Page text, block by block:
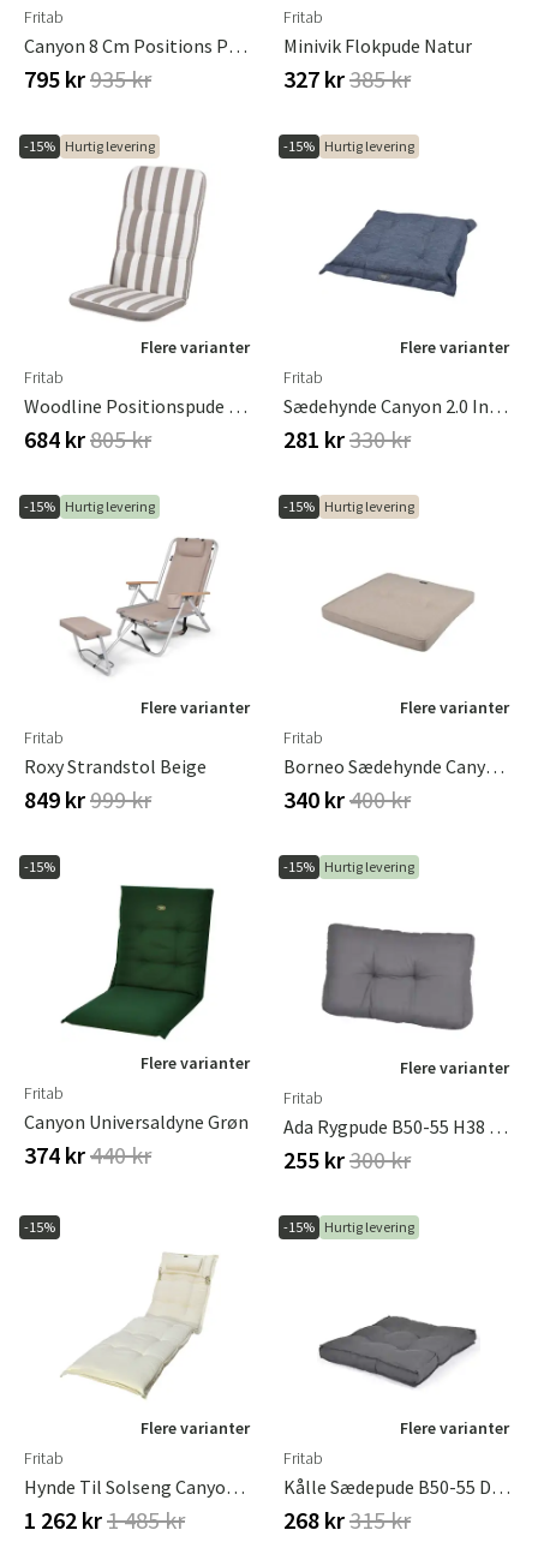
Fritab
Canyon 8 Cm Positions Pude I Strukturdralon Grøn
795 kr935 kr
Fritab
Minivik Flokpude Natur
327 kr385 kr
-15% Hurtig levering
Flere varianter
Fritab
Woodline Positionspude Taupe/Hvid
684 kr805 kr
-15% Hurtig levering
Flere varianter
Fritab
Sædehynde Canyon 2.0 Indigo
281 kr330 kr
-15% Hurtig levering
Flere varianter
Fritab
Roxy Strandstol Beige
849 kr999 kr
-15% Hurtig levering
Flere varianter
Fritab
Borneo Sædehynde Canyon 2.0 Ecru
340 kr400 kr
-15%
Flere varianter
Fritab
Canyon Universaldyne Grøn
374 kr440 kr
-15% Hurtig levering
Flere varianter
Fritab
Ada Rygpude B50-55 H38 Cm, Grå
255 kr300 kr
-15%
Flere varianter
Fritab
Hynde Til Solseng Canyon Offwhite
1 262 kr1 485 kr
-15% Hurtig levering
Flere varianter
Fritab
Kålle Sædepude B50-55 D50-55 Cm Grå
268 kr315 kr